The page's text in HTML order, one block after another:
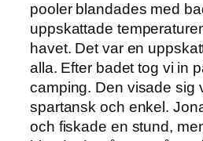
pooler blandades med
uppskattade
havet. Det var en
alla. Efter badet tog vi in
camping. Den visade sig
spartansk och enkel.
och fiskade en stund,